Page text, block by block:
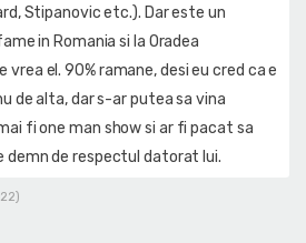
Stipanovic etc.). Dar este un
in Romania si la Oradea
el. 90% ramane, desi eu cred ca e
de alta, dar s-ar putea sa vina
fi one man show si ar fi pacat sa
demn de respectul datorat lui.